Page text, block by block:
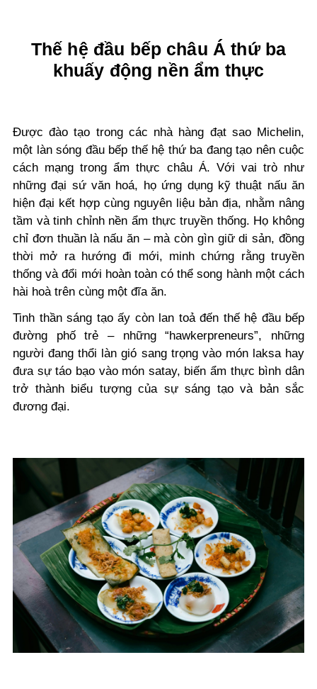
Thế hệ đầu bếp châu Á thứ ba
khuấy động nền ẩm thực
Được đào tạo trong các nhà hàng đạt sao Michelin,
một làn sóng đầu bếp thế hệ thứ ba đang tạo nên cuộc
cách mạng trong ẩm thực châu Á. Với vai trò như
những đại sứ văn hoá, họ ứng dụng kỹ thuật nấu ăn
hiện đại kết hợp cùng nguyên liệu bản địa, nhằm nâng
tầm và tinh chỉnh nền ẩm thực truyền thống. Họ không
chỉ đơn thuần là nấu ăn – mà còn gìn giữ di sản, đồng
thời mở ra hướng đi mới, minh chứng rằng truyền
thống và đổi mới hoàn toàn có thể song hành một cách
hài hoà trên cùng một đĩa ăn.
Tinh thần sáng tạo ấy còn lan toả đến thế hệ đầu bếp
đường phố trẻ – những “hawkerpreneurs”, những
người đang thổi làn gió sang trọng vào món laksa hay
đưa sự táo bạo vào món satay, biến ẩm thực bình dân
trở thành biểu tượng của sự sáng tạo và bản sắc
đương đại.